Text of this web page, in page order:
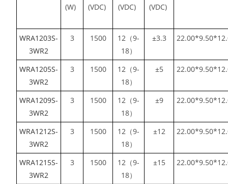
(W)
(VDC)
(VDC)
(VDC)
WRA1203S-
3WR2
3 1500
12（9-
18）
±3.3
WRA1205S-
3WR2
3 1500
12（9-
18）
±5
WRA1209S-
3WR2
3 1500
12（9-
18）
±9
WRA1212S-
3WR2
3 1500
12（9-
18）
±12
WRA1215S-
3WR2
3 1500
12（9-
18）
±15